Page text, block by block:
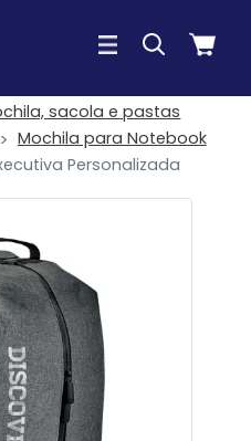
sacola e pastas
Mochila para Notebook
Personalizada